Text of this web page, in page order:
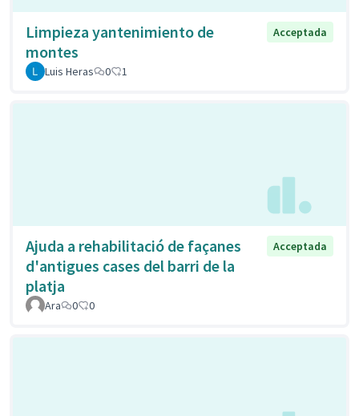
Limpieza yantenimiento de
montes
Acceptada
Luis Heras 0 1
Ajuda a rehabilitació de façanes
d'antigues cases del barri de la
platja
Acceptada
Ara 0 0